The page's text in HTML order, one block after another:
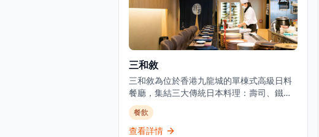
三和敘
三和敘為位於香港九龍城的單棟式高級日料
餐廳，集結三大傳統日本料理：壽司、鐵板
燒、爐端燒的日式餐飲概念。環境優美舒
適，適合情侶約會、好友聚會及商業用餐。
餐廳以優質食材呈獻高級日式料理，提供卓
餐飲
查看詳情